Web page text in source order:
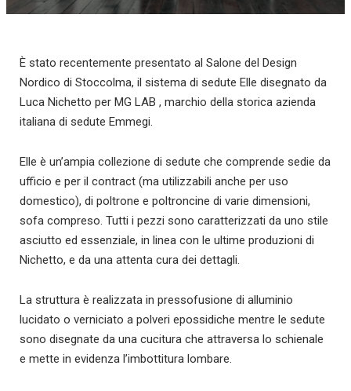
È stato recentemente presentato al Salone del Design
Nordico di Stoccolma, il sistema di sedute Elle disegnato da
Luca Nichetto per MG LAB , marchio della storica azienda
italiana di sedute Emmegi.
Elle è un’ampia collezione di sedute che comprende sedie da
ufficio e per il contract (ma utilizzabili anche per uso
domestico), di poltrone e poltroncine di varie dimensioni,
sofa compreso. Tutti i pezzi sono caratterizzati da uno stile
asciutto ed essenziale, in linea con le ultime produzioni di
Nichetto, e da una attenta cura dei dettagli.
La struttura è realizzata in pressofusione di alluminio
lucidato o verniciato a polveri epossidiche mentre le sedute
sono disegnate da una cucitura che attraversa lo schienale
e mette in evidenza l’imbottitura lombare.